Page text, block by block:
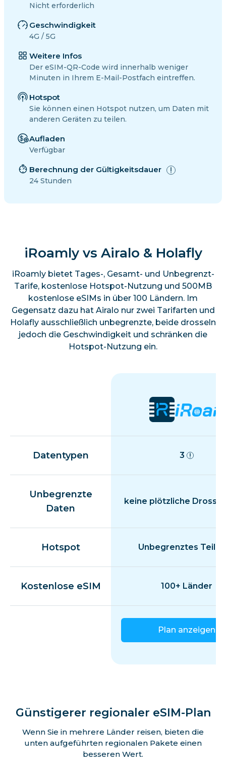
Nicht erforderlich
Geschwindigkeit
4G / 5G
Weitere Infos
Der eSIM-QR-Code wird innerhalb weniger
Minuten in Ihrem E-Mail-Postfach eintreffen.
Hotspot
Sie können einen Hotspot nutzen, um Daten mit
anderen Geräten zu teilen.
Aufladen
Verfügbar
Berechnung der Gültigkeitsdauer
24 Stunden
iRoamly vs Airalo & Holafly
iRoamly bietet Tages-, Gesamt- und Unbegrenzt-
Tarife, kostenlose Hotspot-Nutzung und 500MB
kostenlose eSIMs in über 100 Ländern. Im
Gegensatz dazu hat Airalo nur zwei Tarifarten und
Holafly ausschließlich unbegrenzte, beide drosseln
jedoch die Geschwindigkeit und schränken die
Hotspot-Nutzung ein.
Datentypen 3
Unbegrenzte
Daten
keine plötzliche
Hotspot Unbegrenztes Teilen
Kostenlose eSIM 100+ Länder
Plan anzeigen
Günstigerer regionaler eSIM-Plan
Wenn Sie in mehrere Länder reisen, bieten die
unten aufgeführten regionalen Pakete einen
besseren Wert.